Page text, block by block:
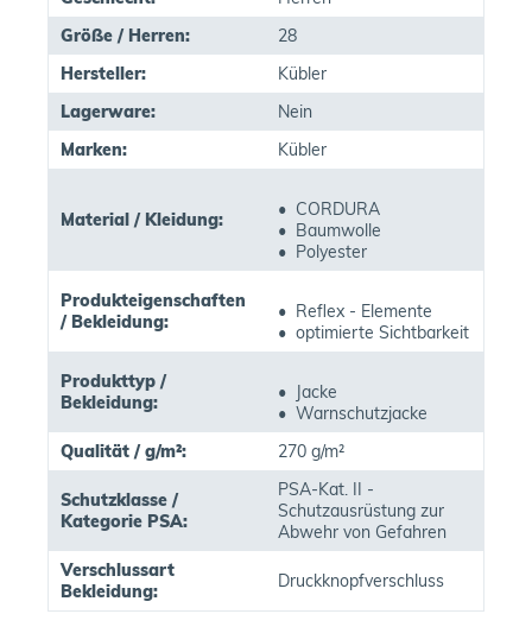
Größe / Herren:
28
Hersteller:
Kübler
Lagerware:
Nein
Marken:
Kübler
Material / Kleidung:
• CORDURA
• Baumwolle
• Polyester
Produkteigenschaften
/ Bekleidung:
• Reflex - Elemente
• optimierte Sichtbarkeit
Produkttyp /
Bekleidung:
• Jacke
• Warnschutzjacke
Qualität / g/m²:
270 g/m²
Schutzklasse /
Kategorie PSA:
PSA-Kat. II -
Schutzausrüstung zur
Abwehr von Gefahren
Verschlussart
Bekleidung:
Druckknopfverschluss